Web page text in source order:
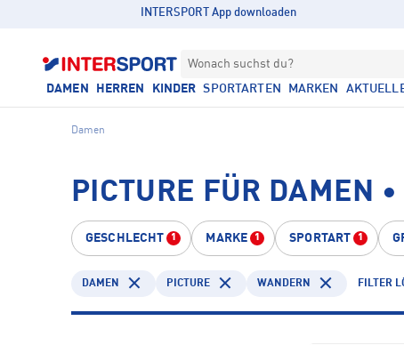
INTERSPORT App downloaden
Wonach suchst du?
DAMEN HERREN KINDER SPORTARTEN MARKEN
Damen
PICTURE FÜR DAMEN
GESCHLECHT 1 MARKE 1 SPORTART 1
DAMEN PICTURE WANDERN FILTER